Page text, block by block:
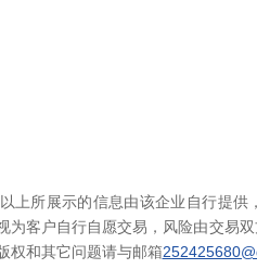
所展示的信息由该企业自行提供
为客户自行自愿交易，风险由交易
权和其它问题请与邮箱